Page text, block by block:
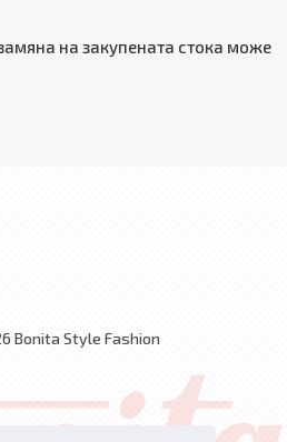
на закупената стока може
Bonita Style Fashion